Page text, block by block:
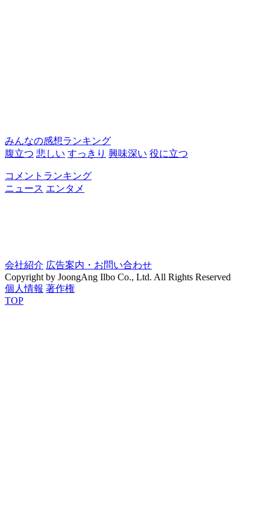
みんなの感想ランキング
腹立つ 悲しい すっきり 興味深い 役に立つ
コメントランキング
ニュース エンタメ
会社紹介 広告案内・お問い合わせ
Copyright by JoongAng Ilbo Co., Ltd. All Rights Reserved
個人情報 著作権
TOP